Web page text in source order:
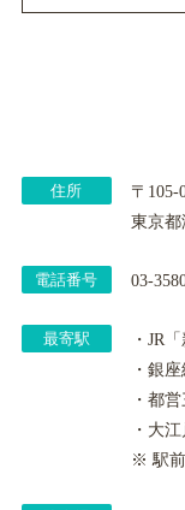
住所
〒105-
東京都
電話番号 03-
最寄駅
・JR
・銀
・都
・大
※ 駅